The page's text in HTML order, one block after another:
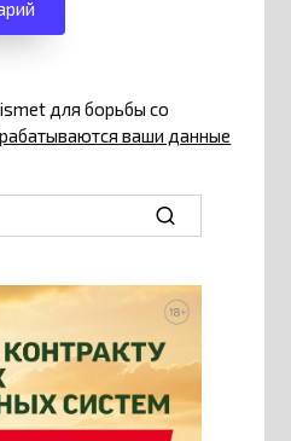
для борьбы со
ваши данные